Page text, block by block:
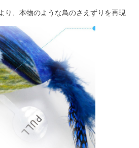
り、本物のような鳥のさえずりを再現